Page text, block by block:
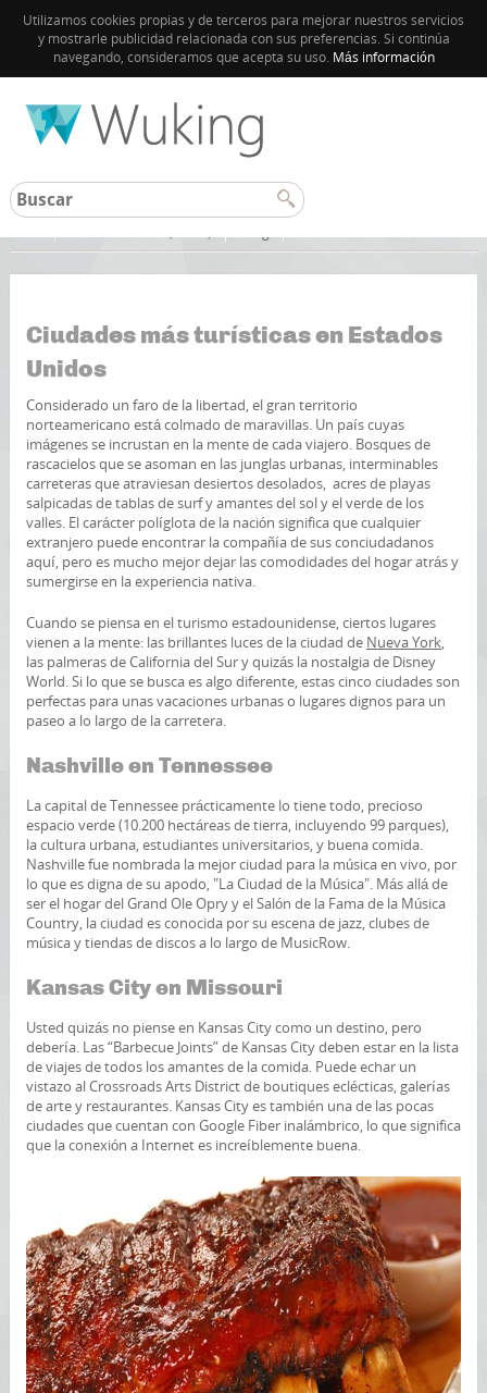
Utilizamos cookies propias y de terceros para mejorar nuestros servicios
y mostrarle publicidad relacionada con sus preferencias. Si continúa
navegando, consideramos que acepta su uso. Más información
Ciudades más turísticas en Estados
Unidos
Considerado un faro de la libertad, el gran territorio
norteamericano está colmado de maravillas. Un país cuyas
imágenes se incrustan en la mente de cada viajero. Bosques de
rascacielos que se asoman en las junglas urbanas, interminables
carreteras que atraviesan desiertos desolados, acres de playas
salpicadas de tablas de surf y amantes del sol y el verde de los
valles. El carácter políglota de la nación significa que cualquier
extranjero puede encontrar la compañía de sus conciudadanos
aquí, pero es mucho mejor dejar las comodidades del hogar atrás y
sumergirse en la experiencia nativa.
Cuando se piensa en el turismo estadounidense, ciertos lugares
vienen a la mente: las brillantes luces de la ciudad de Nueva York,
las palmeras de California del Sur y quizás la nostalgia de Disney
World. Si lo que se busca es algo diferente, estas cinco ciudades son
perfectas para unas vacaciones urbanas o lugares dignos para un
paseo a lo largo de la carretera.
Nashville en Tennessee
La capital de Tennessee prácticamente lo tiene todo, precioso
espacio verde (10.200 hectáreas de tierra, incluyendo 99 parques),
la cultura urbana, estudiantes universitarios, y buena comida.
Nashville fue nombrada la mejor ciudad para la música en vivo, por
lo que es digna de su apodo, "La Ciudad de la Música". Más allá de
ser el hogar del Grand Ole Opry y el Salón de la Fama de la Música
Country, la ciudad es conocida por su escena de jazz, clubes de
música y tiendas de discos a lo largo de MusicRow.
Kansas City en Missouri
Usted quizás no piense en Kansas City como un destino, pero
debería. Las “Barbecue Joints” de Kansas City deben estar en la lista
de viajes de todos los amantes de la comida. Puede echar un
vistazo al Crossroads Arts District de boutiques eclécticas, galerías
de arte y restaurantes. Kansas City es también una de las pocas
ciudades que cuentan con Google Fiber inalámbrico, lo que significa
que la conexión a Internet es increíblemente buena.